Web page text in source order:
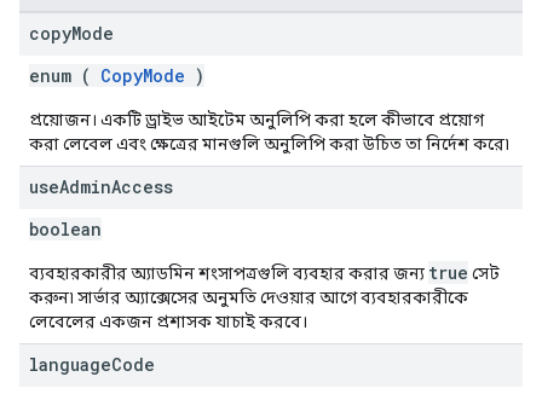
copyMode
enum ( CopyMode )
প্রয়োজন। একটি ড্রাইভ আইটেম অনুলিপি করা হলে কীভাবে প্রয়োগ
করা লেবেল এবং ক্ষেত্রের মানগুলি অনুলিপি করা উচিত তা নির্দেশ করে৷
useAdminAccess
boolean
ব্যবহারকারীর অ্যাডমিন শংসাপত্রগুলি ব্যবহার করার জন্য true সেট
করুন৷ সার্ভার অ্যাক্সেসের অনুমতি দেওয়ার আগে ব্যবহারকারীকে
লেবেলের একজন প্রশাসক যাচাই করবে।
languageCode